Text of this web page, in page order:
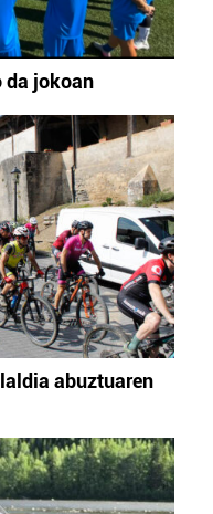
da jokoan
abuztuaren